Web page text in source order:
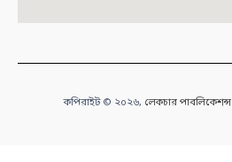
কপিরাইট © ২০২৬, লেকচার পাবলিকেশন্স